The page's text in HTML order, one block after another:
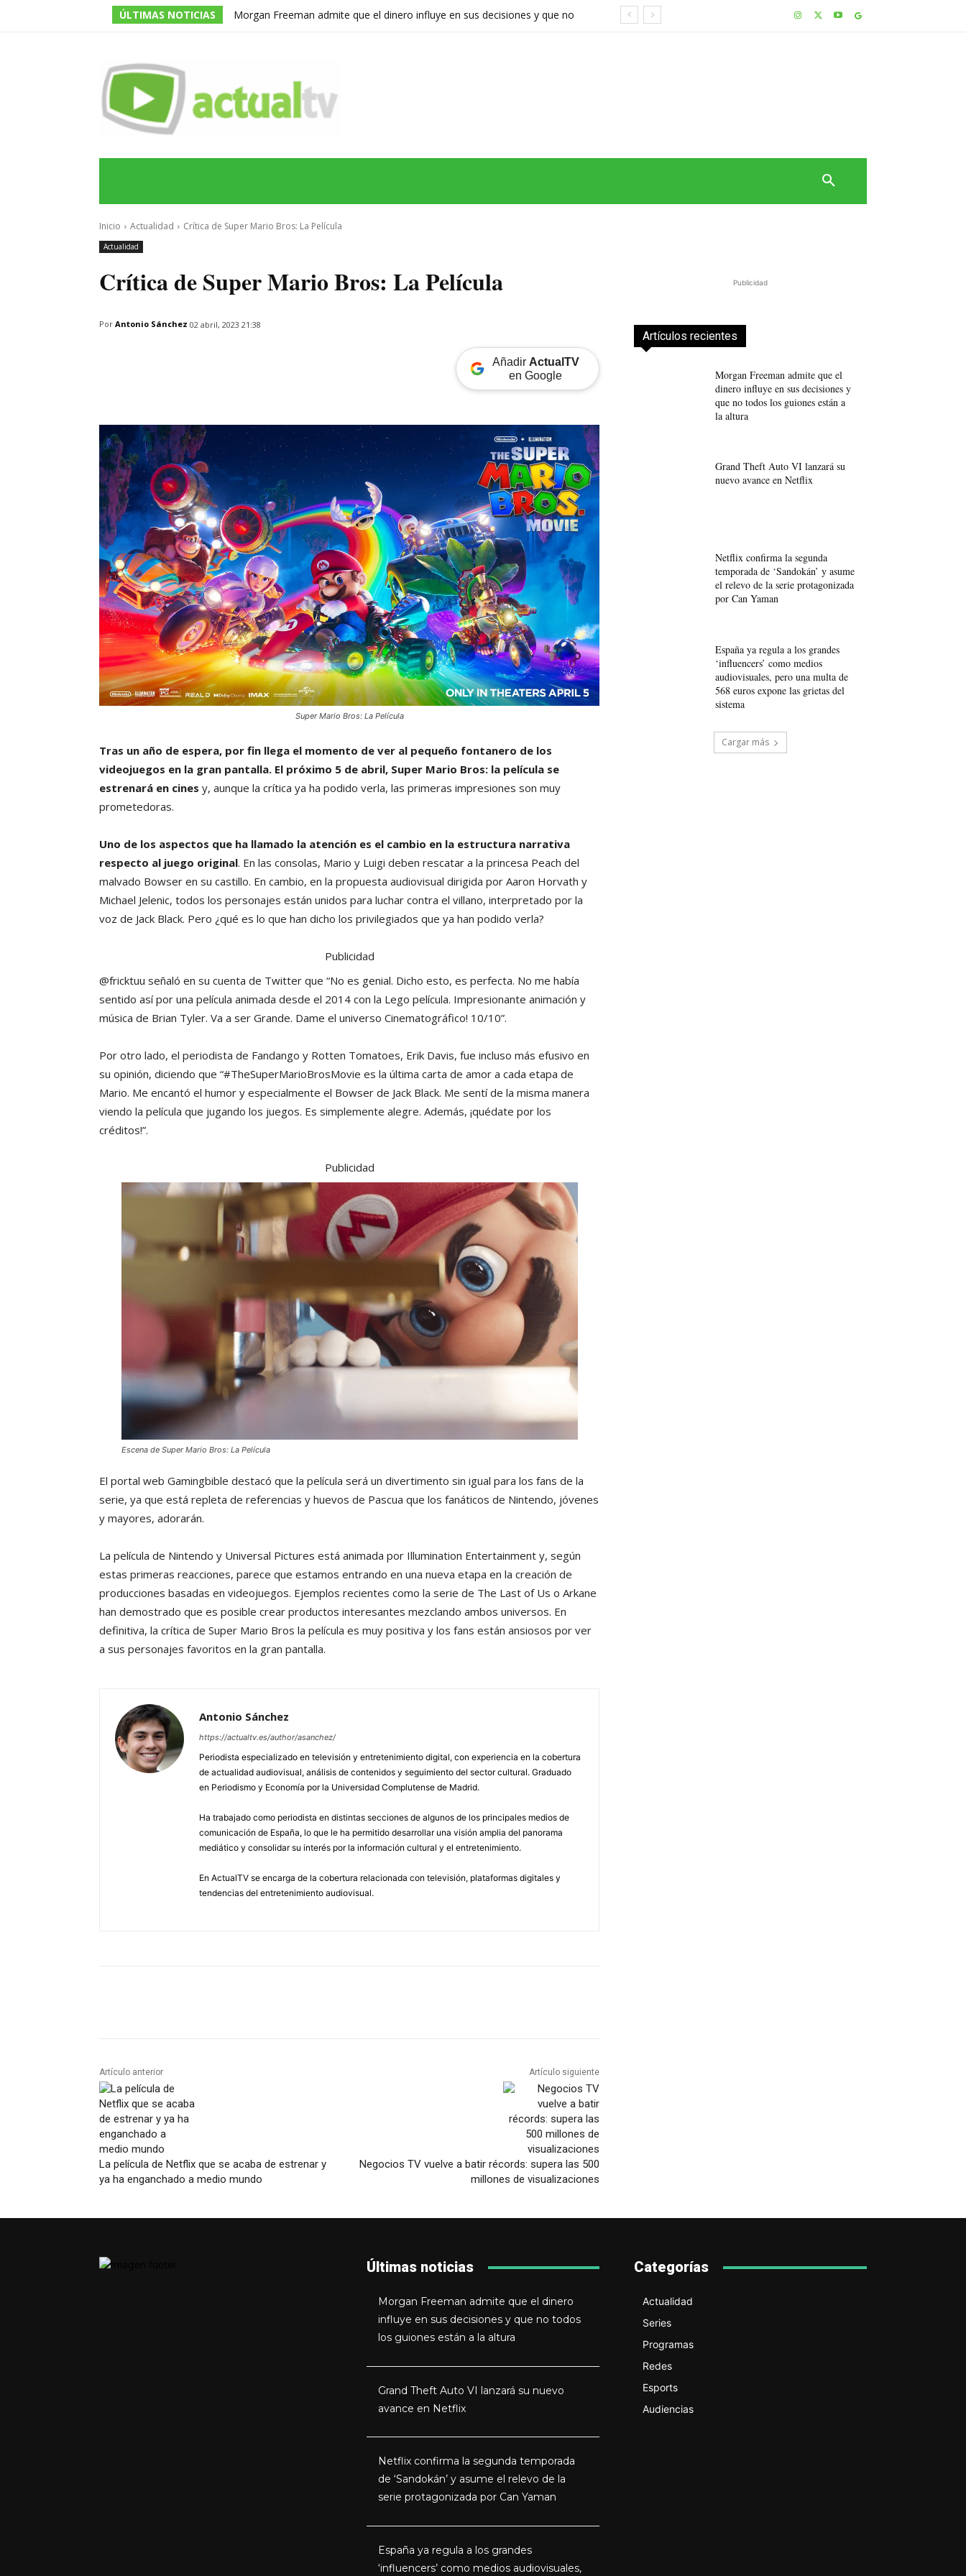
ÚLTIMAS NOTICIAS
Morgan Freeman admite que el dinero influye en sus decisiones y que no
Inicio Actualidad Crítica de Super Mario Bros: La Película
Actualidad
Crítica de Super Mario Bros: La Película
Por Antonio Sánchez 02 abril, 2023 21:38
Añadir ActualTV
en Google
Super Mario Bros: La Película
Tras un año de espera, por fin llega el momento de ver al pequeño fontanero de los
videojuegos en la gran pantalla. El próximo 5 de abril, Super Mario Bros: la película se
estrenará en cines y, aunque la crítica ya ha podido verla, las primeras impresiones son muy
prometedoras.
Uno de los aspectos que ha llamado la atención es el cambio en la estructura narrativa
respecto al juego original. En las consolas, Mario y Luigi deben rescatar a la princesa Peach del
malvado Bowser en su castillo. En cambio, en la propuesta audiovisual dirigida por Aaron Horvath y
Michael Jelenic, todos los personajes están unidos para luchar contra el villano, interpretado por la
voz de Jack Black. Pero ¿qué es lo que han dicho los privilegiados que ya han podido verla?
Publicidad
@fricktuu señaló en su cuenta de Twitter que “No es genial. Dicho esto, es perfecta. No me había
sentido así por una película animada desde el 2014 con la Lego película. Impresionante animación y
música de Brian Tyler. Va a ser Grande. Dame el universo Cinematográfico! 10/10”.
Por otro lado, el periodista de Fandango y Rotten Tomatoes, Erik Davis, fue incluso más efusivo en
su opinión, diciendo que “#TheSuperMarioBrosMovie es la última carta de amor a cada etapa de
Mario. Me encantó el humor y especialmente el Bowser de Jack Black. Me sentí de la misma manera
viendo la película que jugando los juegos. Es simplemente alegre. Además, ¡quédate por los
créditos!”.
Publicidad
Escena de Super Mario Bros: La Película
El portal web Gamingbible destacó que la película será un divertimento sin igual para los fans de la
serie, ya que está repleta de referencias y huevos de Pascua que los fanáticos de Nintendo, jóvenes
y mayores, adorarán.
La película de Nintendo y Universal Pictures está animada por Illumination Entertainment y, según
estas primeras reacciones, parece que estamos entrando en una nueva etapa en la creación de
producciones basadas en videojuegos. Ejemplos recientes como la serie de The Last of Us o Arkane
han demostrado que es posible crear productos interesantes mezclando ambos universos. En
definitiva, la crítica de Super Mario Bros la película es muy positiva y los fans están ansiosos por ver
a sus personajes favoritos en la gran pantalla.
Antonio Sánchez
https://actualtv.es/author/asanchez/
Periodista especializado en televisión y entretenimiento digital, con experiencia en la cobertura
de actualidad audiovisual, análisis de contenidos y seguimiento del sector cultural. Graduado
en Periodismo y Economía por la Universidad Complutense de Madrid.
Ha trabajado como periodista en distintas secciones de algunos de los principales medios de
comunicación de España, lo que le ha permitido desarrollar una visión amplia del panorama
mediático y consolidar su interés por la información cultural y el entretenimiento.
En ActualTV se encarga de la cobertura relacionada con televisión, plataformas digitales y
tendencias del entretenimiento audiovisual.
Artículo anterior
La película de Netflix que se acaba de estrenar y
ya ha enganchado a medio mundo
Artículo siguiente
Negocios TV vuelve a batir récords: supera las 500
millones de visualizaciones
Publicidad
Artículos recientes
Morgan Freeman admite que el
dinero influye en sus decisiones y
que no todos los guiones están a
la altura
Grand Theft Auto VI lanzará su
nuevo avance en Netflix
Netflix confirma la segunda
temporada de ‘Sandokán’ y asume
el relevo de la serie protagonizada
por Can Yaman
España ya regula a los grandes
‘influencers’ como medios
audiovisuales, pero una multa de
568 euros expone las grietas del
sistema
Cargar más
Últimas noticias
Morgan Freeman admite que el dinero
influye en sus decisiones y que no todos
los guiones están a la altura
Grand Theft Auto VI lanzará su nuevo
avance en Netflix
Netflix confirma la segunda temporada
de ‘Sandokán’ y asume el relevo de la
serie protagonizada por Can Yaman
España ya regula a los grandes
‘influencers’ como medios audiovisuales,
Categorías
Actualidad
Series
Programas
Redes
Esports
Audiencias